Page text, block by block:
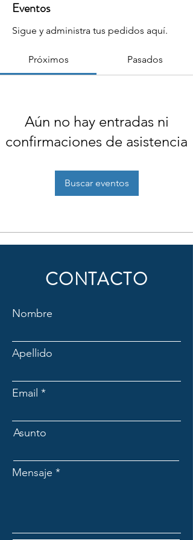
Eventos
Sigue y administra tus pedidos aquí.
Próximos Pasados
Aún no hay entradas ni
confirmaciones de asistencia
Buscar eventos
CONTACTO
Nombre
Apellido
Email
Asunto
Mensaje